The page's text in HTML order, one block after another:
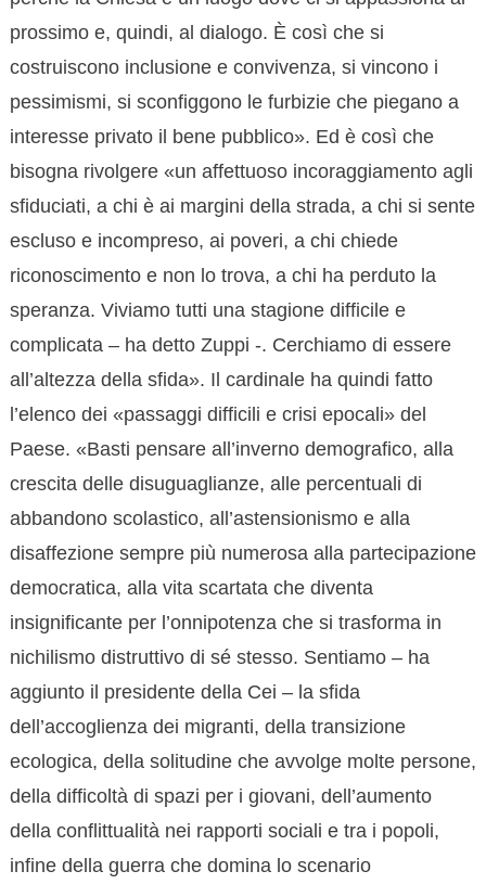
prossimo e, quindi, al dialogo. È così che si
costruiscono inclusione e convivenza, si vincono i
pessimismi, si sconfiggono le furbizie che piegano a
interesse privato il bene pubblico». Ed è così che
bisogna rivolgere «un affettuoso incoraggiamento agli
sfiduciati, a chi è ai margini della strada, a chi si sente
escluso e incompreso, ai poveri, a chi chiede
riconoscimento e non lo trova, a chi ha perduto la
speranza. Viviamo tutti una stagione difficile e
complicata – ha detto Zuppi -. Cerchiamo di essere
all’altezza della sfida». Il cardinale ha quindi fatto
l’elenco dei «passaggi difficili e crisi epocali» del
Paese. «Basti pensare all’inverno demografico, alla
crescita delle disuguaglianze, alle percentuali di
abbandono scolastico, all’astensionismo e alla
disaffezione sempre più numerosa alla partecipazione
democratica, alla vita scartata che diventa
insignificante per l’onnipotenza che si trasforma in
nichilismo distruttivo di sé stesso. Sentiamo – ha
aggiunto il presidente della Cei – la sfida
dell’accoglienza dei migranti, della transizione
ecologica, della solitudine che avvolge molte persone,
della difficoltà di spazi per i giovani, dell’aumento
della conflittualità nei rapporti sociali e tra i popoli,
infine della guerra che domina lo scenario